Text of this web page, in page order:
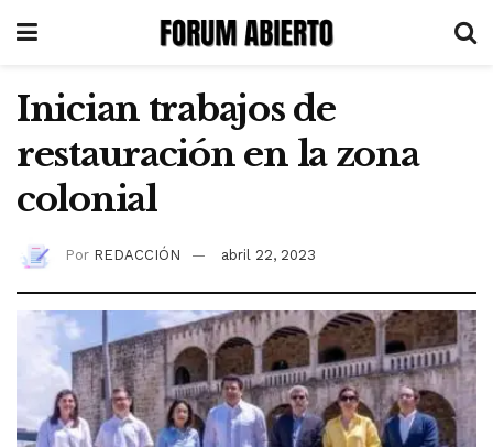
Inician trabajos de
restauración en la zona
colonial
Por REDACCIÓN abril 22, 2023